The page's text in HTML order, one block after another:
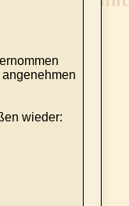
wieder: